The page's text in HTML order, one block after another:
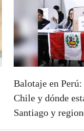
Balotaje en
Chile y dónde
Santiago y